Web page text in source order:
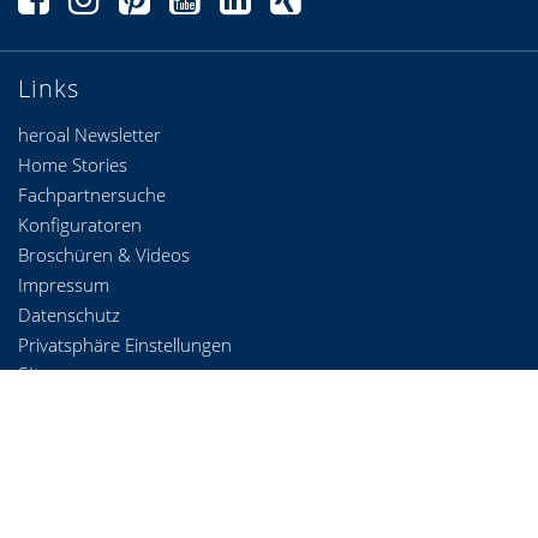
Links
heroal Newsletter
Home Stories
Fachpartnersuche
Konfiguratoren
Broschüren & Videos
Impressum
Datenschutz
Privatsphäre Einstellungen
Sitemap